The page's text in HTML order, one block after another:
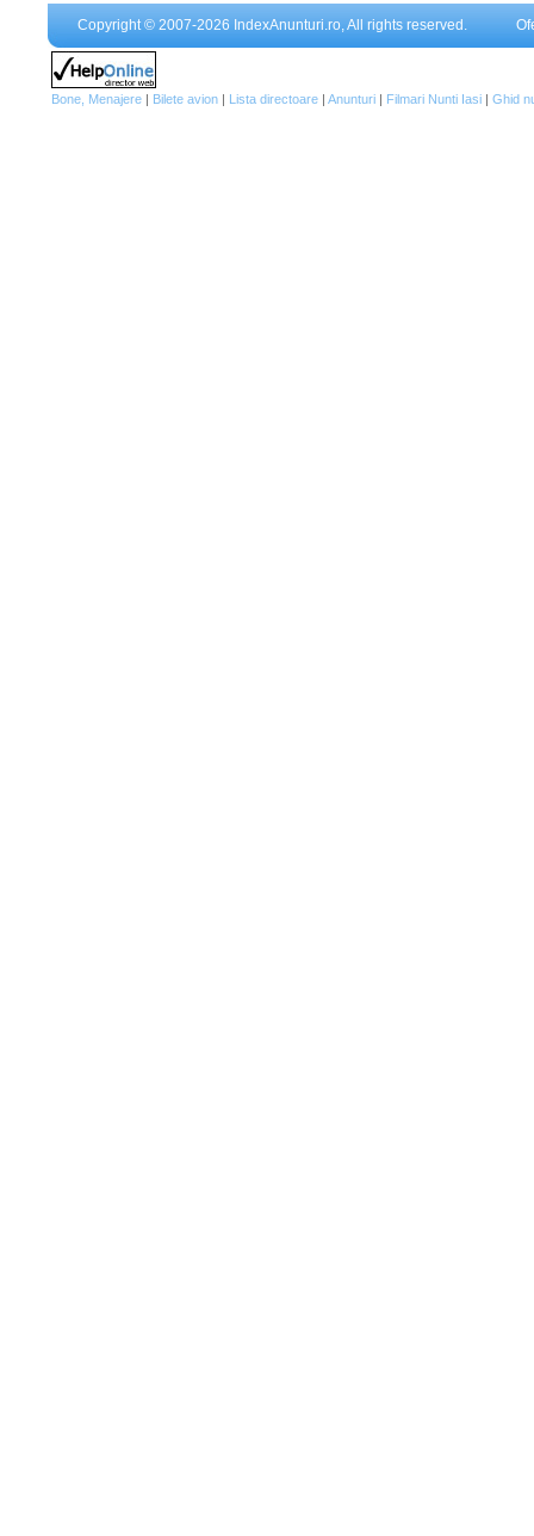
Copyright © 2007-2026 IndexAnunturi.ro, All rights reserved.
Bone, Menajere | Bilete avion | Lista directoare | Anunturi | Filmari Nunti Iasi | Ghid